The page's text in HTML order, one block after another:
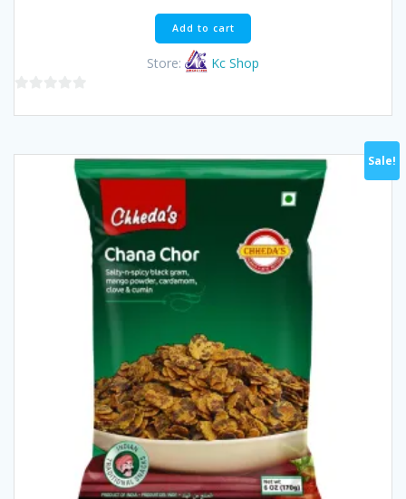
Add to cart
Store: Kc Shop
Sale!